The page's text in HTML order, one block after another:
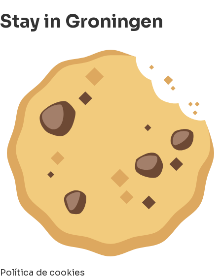
Stay in Groningen
Política de cookies